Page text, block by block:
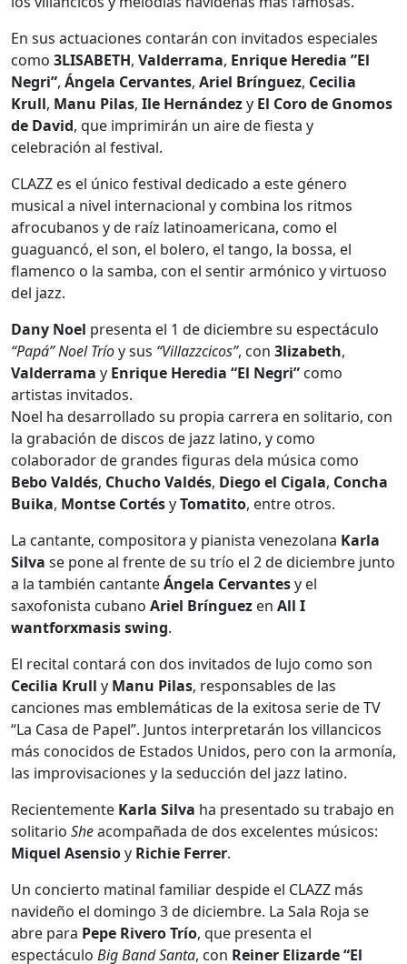
En sus actuaciones contarán con invitados especiales
como 3LISABETH, Valderrama, Enrique Heredia ”El
Negri”, Ángela Cervantes, Ariel Brínguez, Cecilia
Krull, Manu Pilas, Ile Hernándezy El Coro de Gnomos
de David, que imprimirán un aire de fiesta y
celebración al festival.
CLAZZ es el único festival dedicado a este género
musical a nivel internacional y combina los ritmos
afrocubanos y de raíz latinoamericana, como el
guaguancó, el son, el bolero, el tango, la bossa, el
flamenco o la samba, con el sentir armónico y virtuoso
del jazz.
Dany Noel presenta el 1 de diciembre su espectáculo
“Papá” Noel Tríoy sus “Villazzcicos”, con 3lizabeth,
Valderrama y Enrique Heredia “El Negri” como
artistas invitados.
Noel ha desarrollado su propia carrera en solitario, con
la grabación de discos de jazz latino, y como
colaborador de grandes figuras dela música como
Bebo Valdés, Chucho Valdés, Diego el Cigala, Concha
Buika, Montse CortésyTomatito, entre otros.
La cantante, compositora y pianista venezolana Karla
Silva se pone al frente de su trío el 2 de diciembre junto
a la también cantanteÁngela Cervantesy el
saxofonista cubano Ariel Brínguez en All I
wantforxmasis swing.
El recital contará con dos invitados de lujo como son
Cecilia Krull y Manu Pilas, responsables de las
canciones mas emblemáticas de la exitosa serie de TV
“La Casa de Papel”. Juntos interpretarán los villancicos
más conocidos de Estados Unidos, pero con la armonía,
las improvisaciones y la seducción del jazz latino.
Recientemente Karla Silva ha presentado su trabajo en
solitario Sheacompañada de dos excelentes músicos:
Miquel Asensioy Richie Ferrer.
Un concierto matinal familiar despide el CLAZZ más
navideño el domingo 3 de diciembre. La Sala Roja se
abre para Pepe Rivero Trío, que presenta el
espectáculo Big Band Santa, con Reiner Elizarde “El